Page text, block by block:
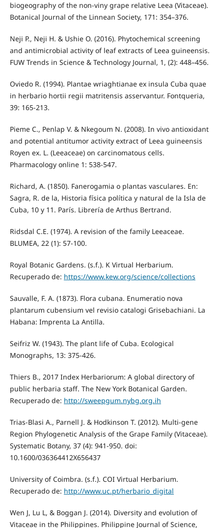
biogeography of the non-viny grape relative Leea (Vitaceae).
Botanical Journal of the Linnean Society, 171: 354–376.
Neji P., Neji H. & Ushie O. (2016). Phytochemical screening
and antimicrobial activity of leaf extracts of Leea guineensis.
FUW Trends in Science & Technology Journal, 1, (2): 448–456.
Oviedo R. (1994). Plantae wriaghtianae ex insula Cuba quae
in herbario hortii regii matritensis asservantur. Fontqueria,
39: 165-213.
Pieme C., Penlap V. & Nkegoum N. (2008). In vivo antioxidant
and potential antitumor activity extract of Leea guineensis
Royen ex. L. (Leeaceae) on carcinomatous cells.
Pharmacology online 1: 538-547.
Richard, A. (1850). Fanerogamia o plantas vasculares. En:
Sagra, R. de la, Historia física política y natural de la Isla de
Cuba, 10 y 11. París. Librería de Arthus Bertrand.
Ridsdal C.E. (1974). A revision of the family Leeaceae.
BLUMEA, 22 (1): 57-100.
Royal Botanic Gardens. (s.f.). K Virtual Herbarium.
Recuperado de: https://www.kew.org/science/collections
Sauvalle, F. A. (1873). Flora cubana. Enumeratio nova
plantarum cubensium vel revisio catalogi Grisebachiani. La
Habana: Imprenta La Antilla.
Seifriz W. (1943). The plant life of Cuba. Ecological
Monographs, 13: 375-426.
Thiers B., 2017 Index Herbariorum: A global directory of
public herbaria staff. The New York Botanical Garden.
Recuperado de: http://sweepgum.nybg.org.ih
Trias-Blasi A., Parnell J. & Hodkinson T. (2012). Multi-gene
Region Phylogenetic Analysis of the Grape Family (Vitaceae).
Systematic Botany, 37 (4): 941-950. doi:
10.1600/036364412X656437
University of Coimbra. (s.f.). COI Virtual Herbarium.
Recuperado de: http://www.uc.pt/herbario_digital
Wen J, Lu L, & Boggan J. (2014). Diversity and evolution of
Vitaceae in the Philippines. Philippine Journal of Science,